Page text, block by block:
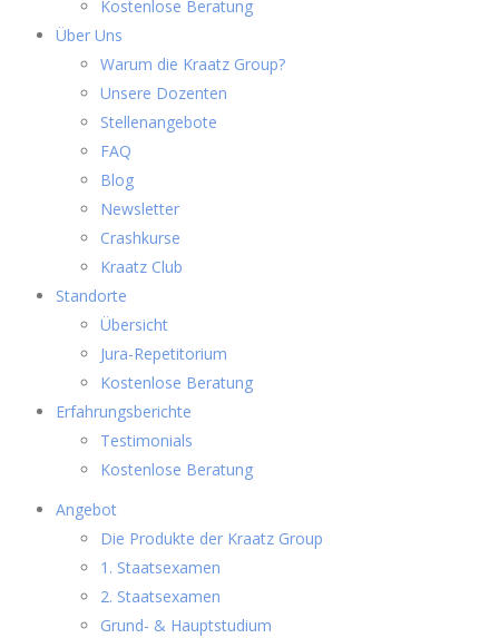
Kostenlose Beratung
Über Uns
Warum die Kraatz Group?
Unsere Dozenten
Stellenangebote
FAQ
Blog
Newsletter
Crashkurse
Kraatz Club
Standorte
Übersicht
Jura-Repetitorium
Kostenlose Beratung
Erfahrungsberichte
Testimonials
Kostenlose Beratung
Angebot
Die Produkte der Kraatz Group
1. Staatsexamen
2. Staatsexamen
Grund- & Hauptstudium